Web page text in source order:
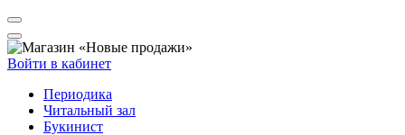
Войти в кабинет
Периодика
Читальный зал
Букинист